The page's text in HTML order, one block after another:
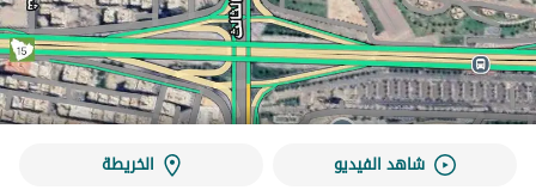
شاهد الفيديو الخريطة